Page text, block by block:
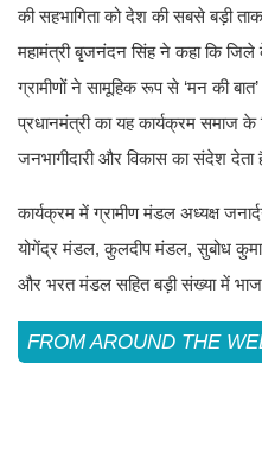
की सहभागिता को देश की सबसे बड़ी
महामंत्री बृजनंदन सिंह ने कहा कि जिले
ग्रामीणों ने सामूहिक रूप से ‘मन की
प्रधानमंत्री का यह कार्यक्रम समाज के
जनभागीदारी और विकास का संदेश देता
कार्यक्रम में ग्रामीण मंडल अध्यक्ष
योगेंद्र मंडल, कुलदीप मंडल, सुबोध
और भरत मंडल सहित बड़ी संख्या में
FROM AROUND THE